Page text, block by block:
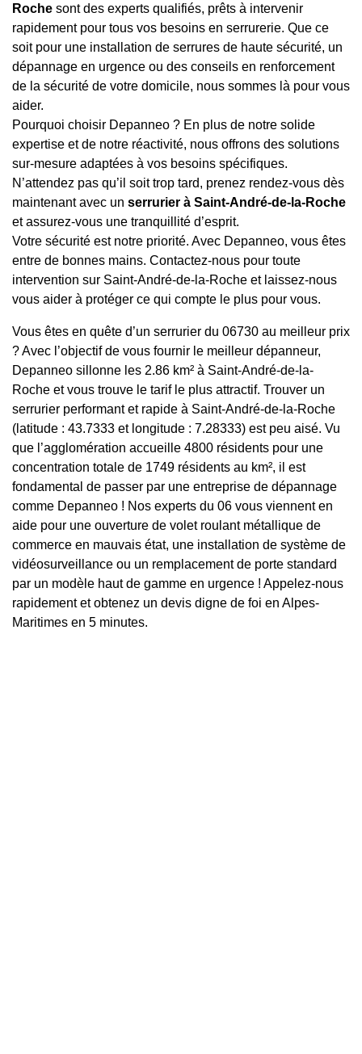
Roche sont des experts qualifiés, prêts à intervenir
rapidement pour tous vos besoins en serrurerie. Que ce
soit pour une installation de serrures de haute sécurité, un
dépannage en urgence ou des conseils en renforcement
de la sécurité de votre domicile, nous sommes là pour vous
aider.
Pourquoi choisir Depanneo ? En plus de notre solide
expertise et de notre réactivité, nous offrons des solutions
sur-mesure adaptées à vos besoins spécifiques.
N’attendez pas qu’il soit trop tard, prenez rendez-vous dès
maintenant avec un serrurier à Saint-André-de-la-Roche
et assurez-vous une tranquillité d’esprit.
Votre sécurité est notre priorité. Avec Depanneo, vous êtes
entre de bonnes mains. Contactez-nous pour toute
intervention sur Saint-André-de-la-Roche et laissez-nous
vous aider à protéger ce qui compte le plus pour vous.
Vous êtes en quête d’un serrurier du 06730 au meilleur prix
? Avec l’objectif de vous fournir le meilleur dépanneur,
Depanneo sillonne les 2.86 km² à Saint-André-de-la-
Roche et vous trouve le tarif le plus attractif. Trouver un
serrurier performant et rapide à Saint-André-de-la-Roche
(latitude : 43.7333 et longitude : 7.28333) est peu aisé. Vu
que l’agglomération accueille 4800 résidents pour une
concentration totale de 1749 résidents au km², il est
fondamental de passer par une entreprise de dépannage
comme Depanneo ! Nos experts du 06 vous viennent en
aide pour une ouverture de volet roulant métallique de
commerce en mauvais état, une installation de système de
vidéosurveillance ou un remplacement de porte standard
par un modèle haut de gamme en urgence ! Appelez-nous
rapidement et obtenez un devis digne de foi en Alpes-
Maritimes en 5 minutes.